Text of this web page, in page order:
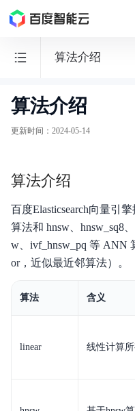
算法介绍
Elasticsearch
BES
功能发布记录
产品描述
产品定价
向量检索特性
算法介绍
更新时间 ： 2024-05-14
算法介绍
百度Elasticsearch向量引
算法和 hnsw、hnsw_sq8
w、ivf_hnsw_pq 等 ANN
or，近似最近邻算法）。
算法 含义
linear 线性计算